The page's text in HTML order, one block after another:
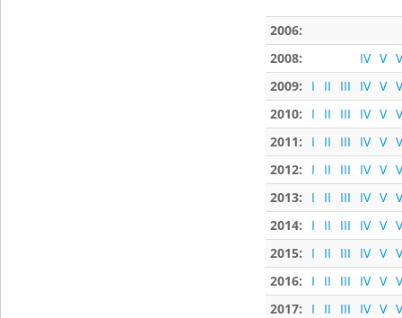
2006:
2008:
IV V
2009:
I II III IV V
2010:
I II III IV V
2011:
I II III IV V
2012:
I II III IV V
2013:
I II III IV V
2014:
I II III IV V
2015:
I II III IV V
2016:
I II III IV V
2017:
I II III IV V